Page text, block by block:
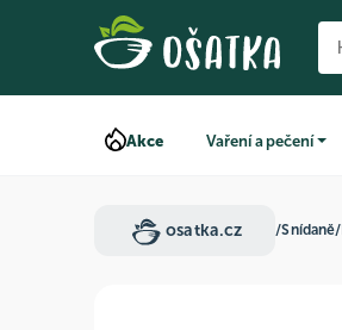
Akce Vaření a pečení
osatka.cz /Snídaně/